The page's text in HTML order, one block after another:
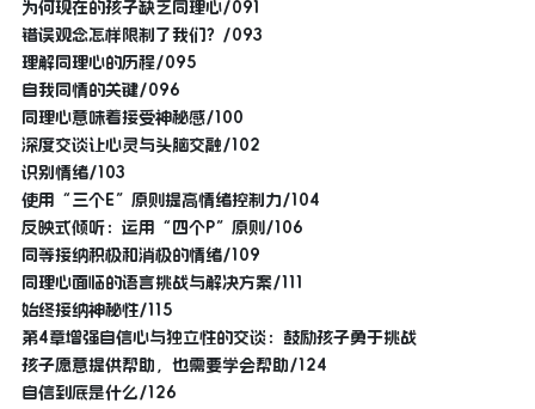
为何现在的孩子缺乏同理心/091
错误观念怎样限制了我们？/093
理解同理心的历程/095
自我同情的关键/096
同理心意味着接受神秘感/100
深度交谈让心灵与头脑交融/102
识别情绪/103
使用“三个E”原则提高情绪控制力/104
反映式倾听：运用“四个P”原则/106
同等接纳积极和消极的情绪/109
同理心面临的语言挑战与解决方案/111
始终接纳神秘性/115
第4章增强自信心与独立性的交谈：鼓励孩子勇于挑战
孩子愿意提供帮助，也需要学会帮助/124
自信到底是什么/126